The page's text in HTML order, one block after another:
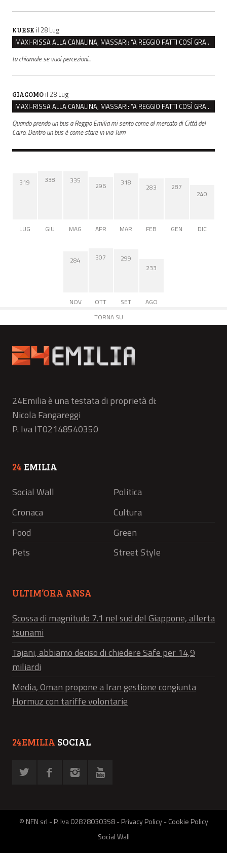
KURSK il 28 Lug
MAXI-RISSA ALLA CANALINA, MASSARI: “A REGGIO FATTI COSÌ GRAVI NON DEVONO TROVARE SPAZIO”
tu chiamale se vuoi percezioni...
GIACOMO il 28 Lug
MAXI-RISSA ALLA CANALINA, MASSARI: “A REGGIO FATTI COSÌ GRAVI NON DEVONO TROVARE SPAZIO”
Quando prendo un bus a Reggio Emilia mi sento come al mercato di Città del
Cairo. Dentro un bus è come stare in via Turri
319
LUG
338
GIU
335
MAG
296
APR
318
MAR
283
FEB
287
GEN
240
DIC
284
NOV
307
OTT
299
SET
233
AGO
TORNA SU
24Emilia è una testata di proprietà di:
Nicola Fangareggi
P. Iva IT02148540350
24 EMILIA
Social Wall
Politica
Cronaca
Cultura
Food
Green
Pets
Street Style
ULTIM’ORA ANSA
Scossa di magnitudo 7.1 nel sud del Giappone, allerta
tsunami
Tajani, abbiamo deciso di chiedere Safe per 14,9
miliardi
Media, Oman propone a Iran gestione congiunta
Hormuz con tariffe volontarie
24EMILIA SOCIAL
© NFN srl - P. Iva 02878030358 -Privacy Policy-Cookie Policy
Social Wall